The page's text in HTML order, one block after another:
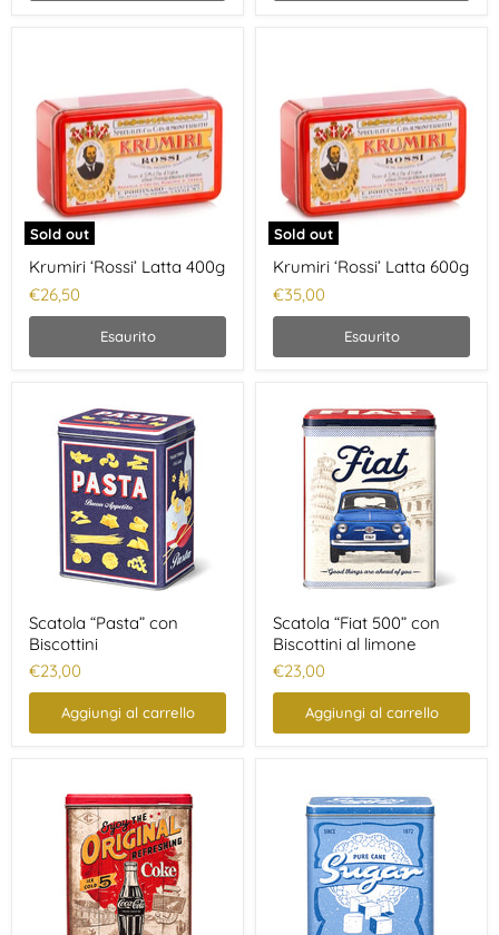
Sold out
Krumiri ‘Rossi’ Latta 400g
€26,50
Esaurito
Sold out
Krumiri ‘Rossi’ Latta 600g
€35,00
Esaurito
Scatola “Pasta” con
Biscottini
€23,00
Aggiungi al carrello
Scatola “Fiat 500” con
Biscottini al limone
€23,00
Aggiungi al carrello